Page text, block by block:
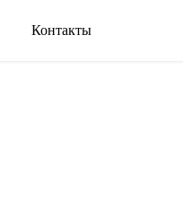
Контакты